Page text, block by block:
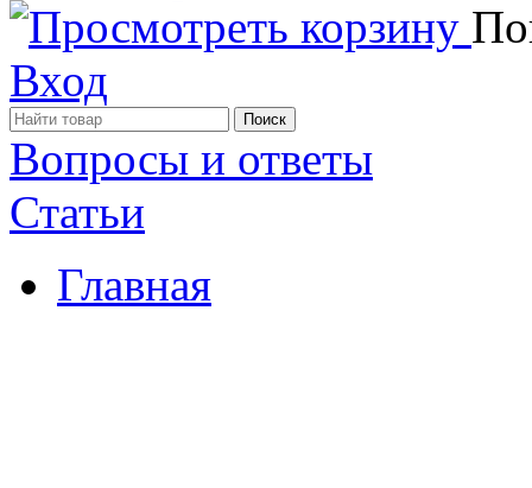
Вход
Вопросы и ответы
Статьи
Главная